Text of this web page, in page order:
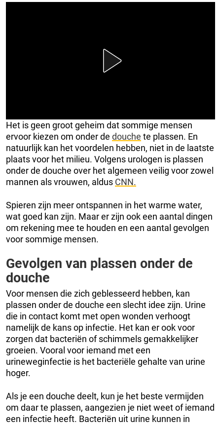
Het is geen groot geheim dat sommige mensen
ervoor kiezen om onder de douche te plassen. En
natuurlijk kan het voordelen hebben, niet in de laatste
plaats voor het milieu. Volgens urologen is plassen
onder de douche over het algemeen veilig voor zowel
mannen als vrouwen, aldus CNN.
Spieren zijn meer ontspannen in het warme water,
wat goed kan zijn. Maar er zijn ook een aantal dingen
om rekening mee te houden en een aantal gevolgen
voor sommige mensen.
Gevolgen van plassen onder de
douche
Voor mensen die zich geblesseerd hebben, kan
plassen onder de douche een slecht idee zijn. Urine
die in contact komt met open wonden verhoogt
namelijk de kans op infectie. Het kan er ook voor
zorgen dat bacteriën of schimmels gemakkelijker
groeien. Vooral voor iemand met een
urineweginfectie is het bacteriële gehalte van urine
hoger.
Als je een douche deelt, kun je het beste vermijden
om daar te plassen, aangezien je niet weet of iemand
een infectie heeft. Bacteriën uit urine kunnen in